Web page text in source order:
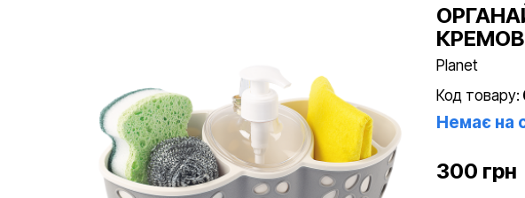
Planet
Код товару:
Немає на
300 грн